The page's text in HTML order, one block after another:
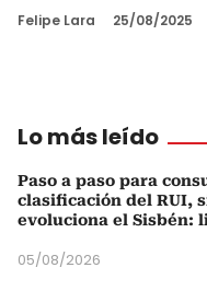
Felipe Lara 25/08/2025
Lo más leído
Paso a paso para
clasificación del RUI,
evoluciona el Sisbén:
05/08/2026